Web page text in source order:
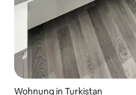
Wohnung in Turkistan